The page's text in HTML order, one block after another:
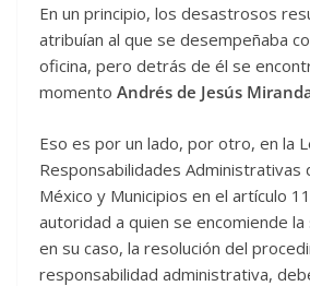
En un principio, los desastrosos
atribuían al que se desempeñaba
oficina, pero detrás de él se
momento Andrés de Jesús
Eso es por un lado, por otro, en la
Responsabilidades Administrativas
México y Municipios en el artículo
autoridad a quien se encomiende la
en su caso, la resolución del
responsabilidad administrativa,